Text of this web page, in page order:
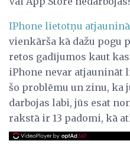
IPhone lietotņu
vienkārša kā dažu pogu
retos gadījumos kaut
iPhone nevar atjaunināt
šo problēmu un zinu, ka
darbojas labi, jūs esat
rakstā ir 13 padomi, kā